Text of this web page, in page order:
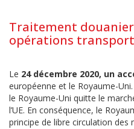
Traitement
opérations
Le 24 décembre 2020, un
européenne et le Royaume-
le Royaume-Uni quitte le
l’UE. En conséquence, le
principe de libre circulation des